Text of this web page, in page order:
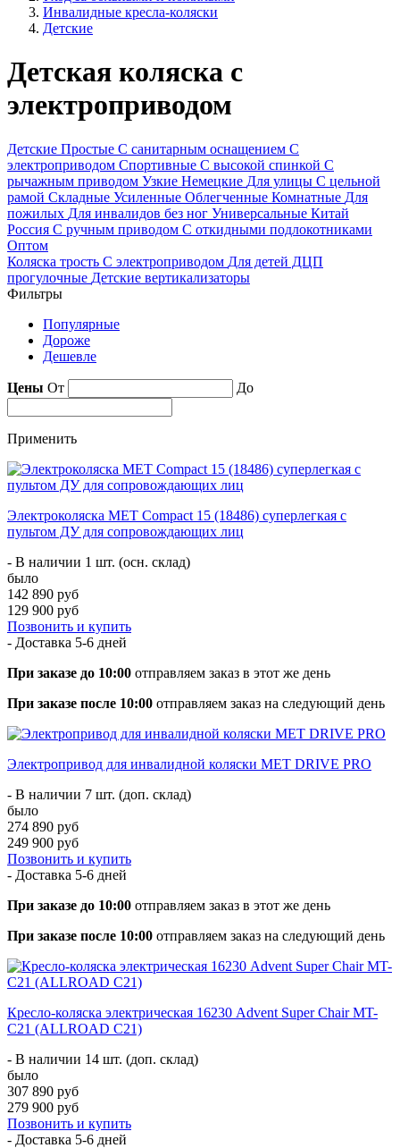
Инвалидные кресла-коляски
Детские
Детская коляска с
электроприводом
Детские Простые С санитарным оснащением С
электроприводом Спортивные С высокой спинкой С
рычажным приводом Узкие Немецкие Для улицы С цельной
рамой Складные Усиленные Облегченные Комнатные Для
пожилых Для инвалидов без ног Универсальные Китай
Россия С ручным приводом С откидными подлокотниками
Оптом
Коляска трость С электроприводом Для детей ДЦП
прогулочные Детские вертикализаторы
Фильтры
Популярные
Дороже
Дешевле
Цены От До
Применить
Электроколяска MET Compact 15 (18486) суперлегкая с
пультом ДУ для сопровождающих лиц
- В наличии 1 шт. (осн. склад)
было
142 890 руб
129 900 руб
Позвонить и купить
- Доставка 5-6 дней
При заказе до 10:00 отправляем заказ в этот же день
При заказе после 10:00 отправляем заказ на следующий день
Электропривод для инвалидной коляски МЕТ DRIVE PRO
- В наличии 7 шт. (доп. склад)
было
274 890 руб
249 900 руб
Позвонить и купить
- Доставка 5-6 дней
При заказе до 10:00 отправляем заказ в этот же день
При заказе после 10:00 отправляем заказ на следующий день
Кресло-коляска электрическая 16230 Advent Super Chair MT-
C21 (ALLROAD C21)
- В наличии 14 шт. (доп. склад)
было
307 890 руб
279 900 руб
Позвонить и купить
- Доставка 5-6 дней